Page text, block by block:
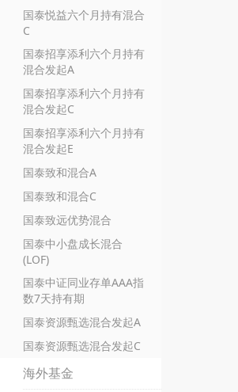
国泰悦益六个月持有混合
C
国泰招享添利六个月持有
混合发起A
国泰招享添利六个月持有
混合发起C
国泰招享添利六个月持有
混合发起E
国泰致和混合A
国泰致和混合C
国泰致远优势混合
国泰中小盘成长混合
(LOF)
国泰中证同业存单AAA指
数7天持有期
国泰资源甄选混合发起A
国泰资源甄选混合发起C
海外基金